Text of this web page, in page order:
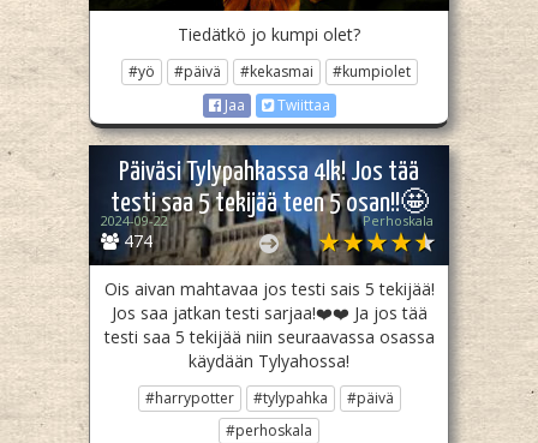
Tiedätkö jo kumpi olet?
#yö #päivä #kekasmai
#kumpiolet
Jaa
Twiittaa
Päiväsi Tylypahkassa 4lk! Jos tää
testi saa 5 tekijää teen 5 osan!!🤩
474
2024-09-22 Perhoskala
Ois aivan mahtavaa jos testi sais 5 tekijää!
Jos saa jatkan testi sarjaa!❤️❤️ Ja jos tää
testi saa 5 tekijää niin seuraavassa osassa
käydään Tylyahossa!
#harrypotter #tylypahka
#päivä
#perhoskala